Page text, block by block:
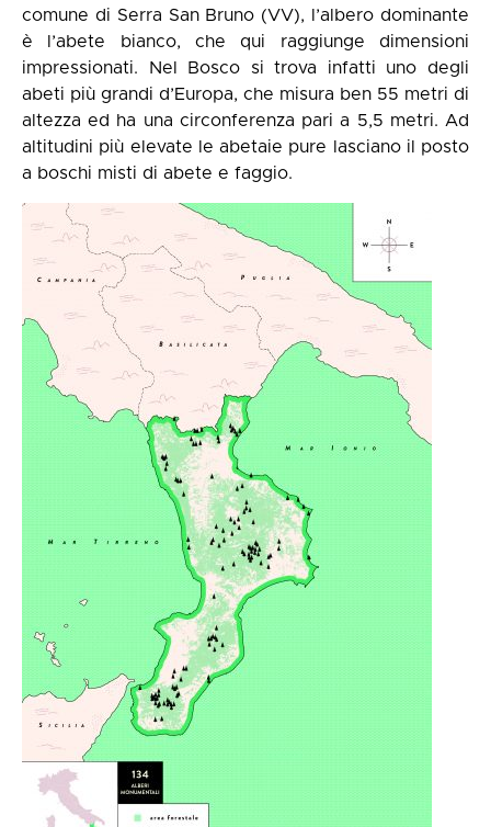
comune di Serra San Bruno (VV), l’albero dominante
è l’abete bianco, che qui raggiunge dimensioni
impressionati. Nel Bosco si trova infatti uno degli
abeti più grandi d’Europa, che misura ben 55 metri di
altezza ed ha una circonferenza pari a 5,5 metri. Ad
altitudini più elevate le abetaie pure lasciano il posto
a boschi misti di abete e faggio.